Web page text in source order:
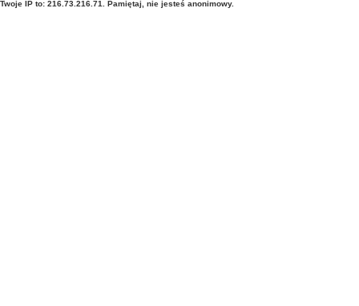
Twoje IP to: 216.73.216.71. Pamiętaj, nie jesteś anonimowy.